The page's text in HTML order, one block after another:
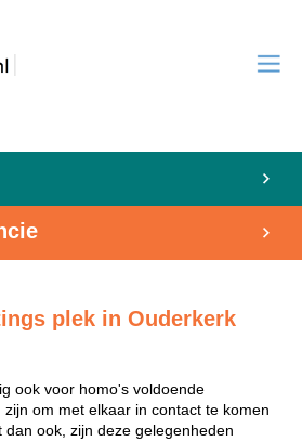
plek in Ouderkerk
ook voor homo's voldoende
om met elkaar in contact te komen
dan ook, zijn deze gelegenheden